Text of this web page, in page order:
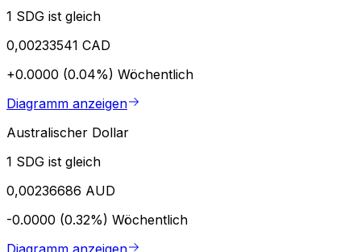
1 SDG ist gleich
0,00233541 CAD
+0.0000 (0.04%) Wöchentlich
Diagramm anzeigen
Australischer Dollar
1 SDG ist gleich
0,00236686 AUD
-0.0000 (0.32%) Wöchentlich
Diagramm anzeigen